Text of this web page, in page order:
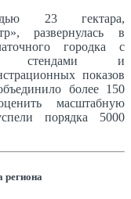
23 гектара,
развернулась в
городка с
стендами и
показов
более 150
масштабную
порядка 5000
региона